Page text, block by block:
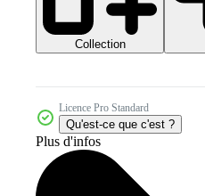
Collection
Licence Pro Standard
Qu'est-ce que c'est ?
Plus d'infos